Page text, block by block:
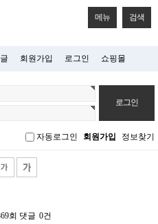
메뉴 검색
회원가입 로그인 쇼핑몰
자동로그인 회원가입 정보찾기
회 댓글 0건